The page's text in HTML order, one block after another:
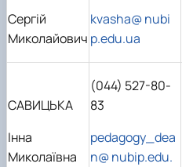
Сергій
Миколайович
kvasha@ nubi
p.edu.ua
САВИЦЬКА
Інна
Миколаївна
(044) 527-80-
83
pedagogy_dea
n@ nubip.edu.